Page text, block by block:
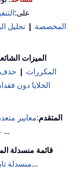
على:
المخصصة
تحليل
الميزات
المكررات
حذف
الخلايا دون
بحث VLookup المتقدم:معايير
...
قائمة منسدلة
منسدلة...